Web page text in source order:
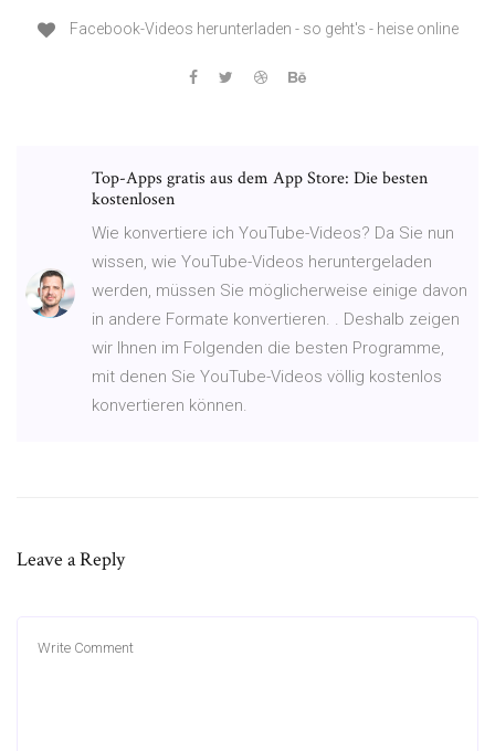
Facebook-Videos herunterladen - so geht's - heise online
Top-Apps gratis aus dem App Store: Die besten
kostenlosen
Wie konvertiere ich YouTube-Videos? Da Sie nun
wissen, wie YouTube-Videos heruntergeladen
werden, müssen Sie möglicherweise einige davon
in andere Formate konvertieren. . Deshalb zeigen
wir Ihnen im Folgenden die besten Programme,
mit denen Sie YouTube-Videos völlig kostenlos
konvertieren können.
Leave a Reply